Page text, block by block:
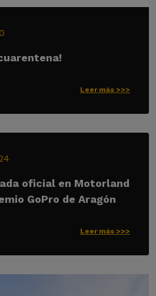
Leer más >>>
oficial en Motorland
GoPro de Aragón
Leer más >>>